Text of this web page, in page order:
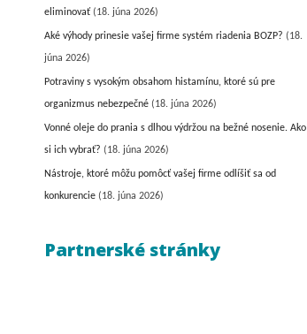
eliminovať (18. júna 2026)
Aké výhody prinesie vašej firme systém riadenia BOZP? (18.
júna 2026)
Potraviny s vysokým obsahom histamínu, ktoré sú pre
organizmus nebezpečné (18. júna 2026)
Vonné oleje do prania s dlhou výdržou na bežné nosenie. Ako
si ich vybrať? (18. júna 2026)
Nástroje, ktoré môžu pomôcť vašej firme odlíšiť sa od
konkurencie (18. júna 2026)
Partnerské stránky